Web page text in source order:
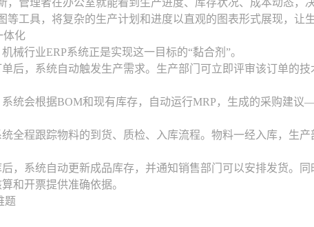
工具，将复杂的生产计划和进度以直观的图表形式展现，让
体化
械行业ERP系统正是实现这一目标的“黏合剂”。
后，系统自动触发生产需求。生产部门可立即评审该订单的技
统会根据BOM和现有库存，自动运行MRP，生成的采购建议
全程跟踪物料的到货、质检、入库流程。物料一经入库，生
，系统自动更新成品库存，并通知销售部门可以安排发货。同
和开票提供准确依据。
题